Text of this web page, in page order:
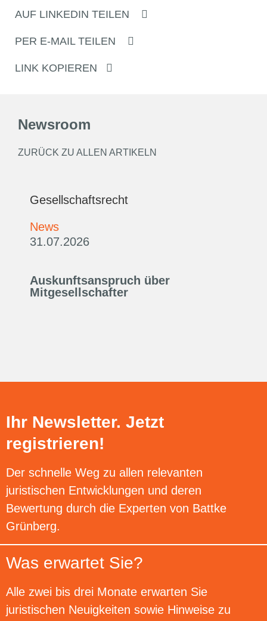
AUF LINKEDIN TEILEN
PER E-MAIL TEILEN
LINK KOPIEREN
Newsroom
ZURÜCK ZU ALLEN ARTIKELN
Gesellschaftsrecht
News
31.07.2026
Auskunftsanspruch über
Mitgesellschafter
Ihr Newsletter. Jetzt
registrieren!
Der schnelle Weg zu allen relevanten
juristischen Entwicklungen und deren
Bewertung durch die Experten von Battke
Grünberg.
Was erwartet Sie?
Alle zwei bis drei Monate erwarten Sie
juristischen Neuigkeiten sowie Hinweise zu